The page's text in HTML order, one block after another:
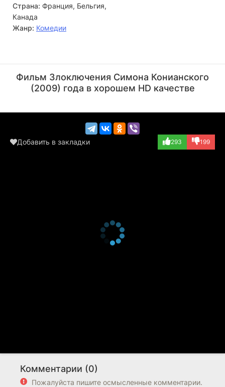
Страна: Франция, Бельгия,
Канада
Жанр: Комедии
(Simon)
Леонард
Актёр
(Figuration, в т...)
Фильм Злоключения Симона Конианского
(2009) года в хорошем HD качестве
Добавить в закладки 293 199
Комментарии (0)
Пожалуйста пишите осмысленные комментарии.